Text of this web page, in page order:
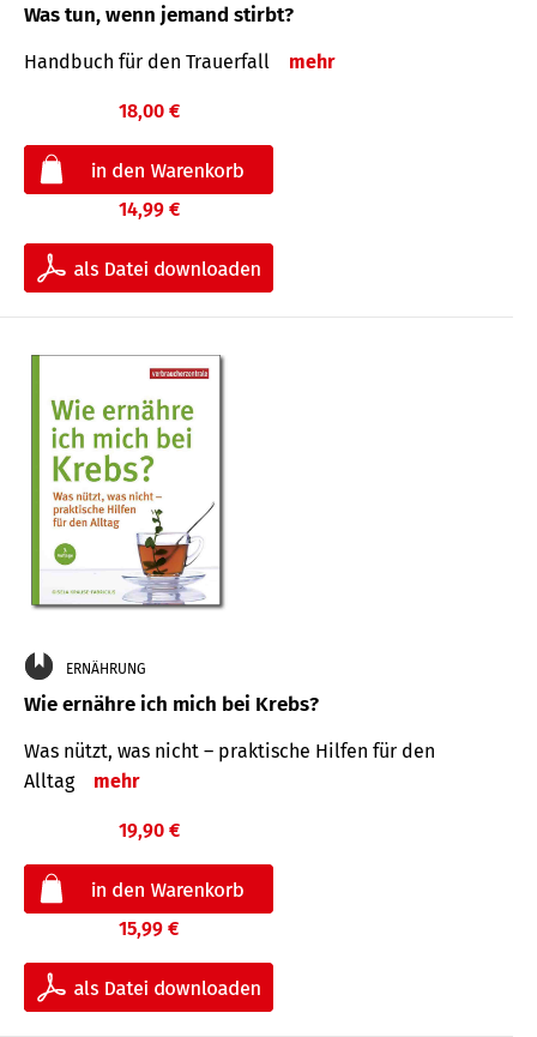
Was tun, wenn jemand stirbt?
Handbuch für den Trauerfall mehr
18,00 €
14,99 €
ERNÄHRUNG
Wie ernähre ich mich bei Krebs?
Was nützt, was nicht – praktische Hilfen für den
Alltag
mehr
19,90 €
15,99 €